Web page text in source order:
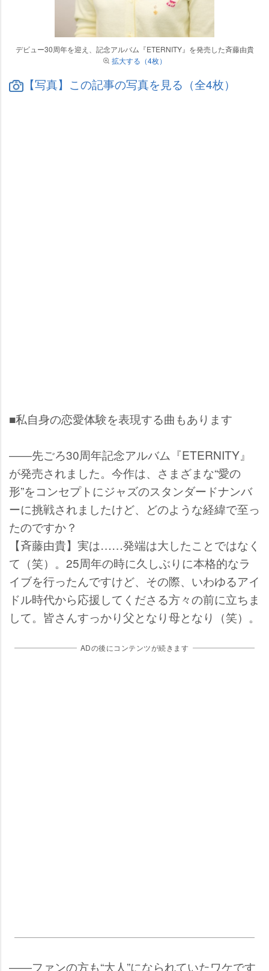
デビュー30周年を迎え、記念アルバム『ETERNITY』を発売した斉藤由貴
拡大する（4枚）
【写真】この記事の写真を見る（全4枚）
■私自身の恋愛体験を表現する曲もあります
――先ごろ30周年記念アルバム『ETERNITY』
が発売されました。今作は、さまざまな“愛の
形”をコンセプトにジャズのスタンダードナンバ
ーに挑戦されましたけど、どのような経緯で至っ
たのですか？
【斉藤由貴】実は……発端は大したことではなく
て（笑）。25周年の時に久しぶりに本格的なラ
イブを行ったんですけど、その際、いわゆるアイ
ドル時代から応援してくださる方々の前に立ちま
して。皆さんすっかり父となり母となり（笑）。
ADの後にコンテンツが続きます
――ファンの方も“大人”になられていたワケです